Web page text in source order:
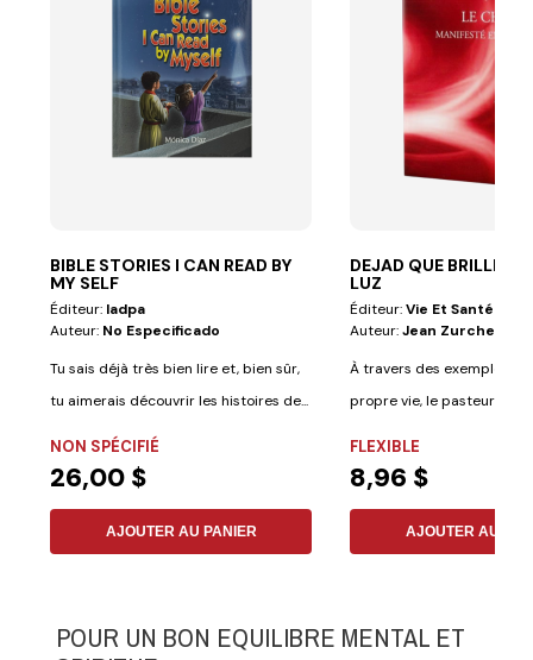
BIBLE STORIES I CAN READ BY
MY SELF
Éditeur: Iadpa
Auteur: No Especificado
Tu sais déjà très bien lire et, bien sûr,
tu aimerais découvrir les histoires de...
NON SPÉCIFIÉ
26,00 $
AJOUTER AU PANIER
DEJAD QUE BRILLE
LUZ
Éditeur:Vie Et Santé
Auteur:Jean Zurcher
À travers des exemples
propre vie, le pasteur
FLEXIBLE
8,96 $
AJOUTER AU
POUR UN BON EQUILIBRE MENTAL ET